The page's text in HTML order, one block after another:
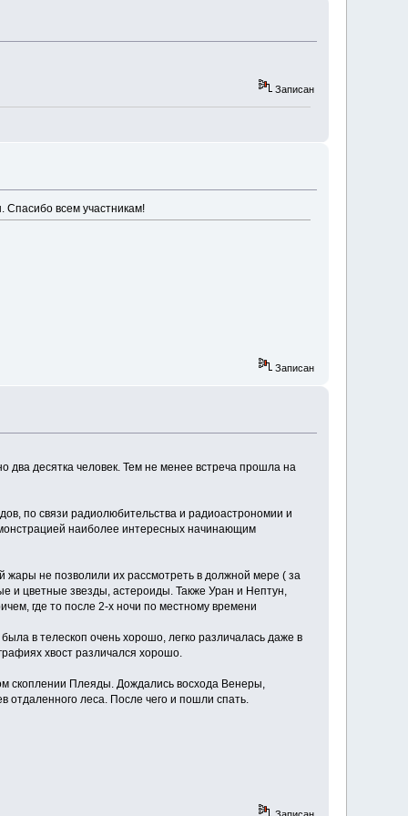
Записан
всем участникам!
Записан
два десятка человек. Тем не менее встреча прошла на
по связи радиолюбительства и радиоастрономии и
наиболее интересных начинающим
жары не позволили их рассмотреть в должной мере ( за
и цветные звезды, астероиды. Также Уран и Нептун,
где то после 2-х ночи по местному времени
в телескоп очень хорошо, легко различалась даже в
хвост различался хорошо.
скоплении Плеяды. Дождались восхода Венеры,
отдаленного леса. После чего и пошли спать.